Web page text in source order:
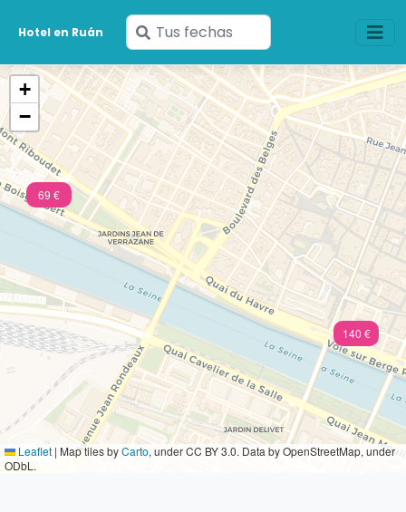
Hotel en Ruán
Ingresa
tus
fechas
69 €
140 €
+
−
Leaflet | Map tiles byCarto, under CC BY 3.0. Data by OpenStreetMap, under
ODbL.